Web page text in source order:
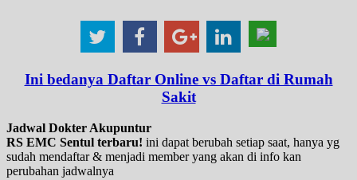
Ini bedanya Daftar Online vs Daftar di Rumah
Sakit
Jadwal Dokter Akupuntur
RS EMC Sentul terbaru! ini dapat berubah setiap saat, hanya yg
sudah mendaftar & menjadi member yang akan di info kan
perubahan jadwalnya